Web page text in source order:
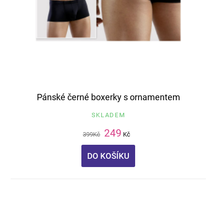
Pánské černé boxerky s ornamentem
SKLADEM
399Kč 249 Kč
DO KOŠÍKU